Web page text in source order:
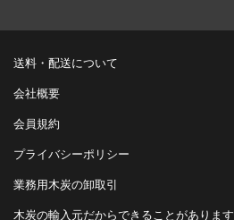
送料・配送について
会社概要
会員規約
プライバシーポリシー
業務用木炭の卸取引
木炭の輸入元だからできることがあります